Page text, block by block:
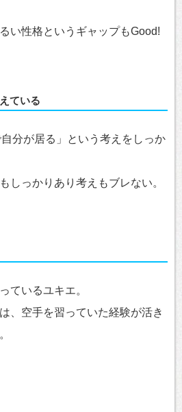
い性格というギャップもGood!
ている
自分が居る」という考えをしっか
しっかりあり考えもブレない。
ているユキエ。
、空手を習っていた経験が活き